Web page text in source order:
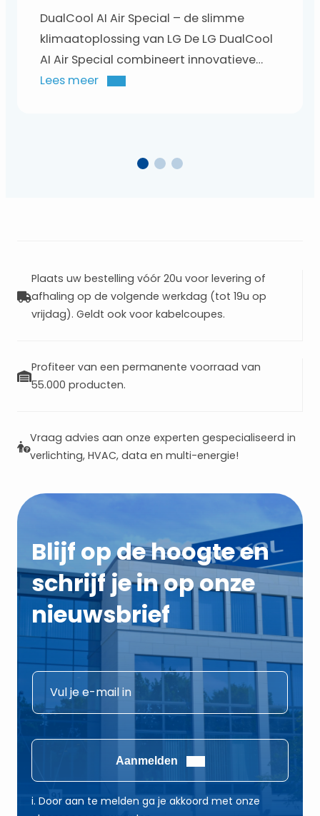
DualCool AI Air Special – de slimme
klimaatoplossing van LG De LG DualCool
AI Air Special combineert innovatieve
technologie, energiezuinigheid en
toestel automatisch de temperatuur en
Lees meer
Plaats uw bestelling vóór 20u voor levering of
afhaling op de volgende werkdag (tot 19u op
vrijdag). Geldt ook voor kabelcoupes.
Profiteer van een permanente voorraad van
55.000 producten.
Vraag advies aan onze experten gespecialiseerd in
verlichting, HVAC, data en multi-energie!
Blijf op de hoogte en
schrijf je in op onze
nieuwsbrief
*
-
i
l
E
m
a
l
*
Aanmelden
i. Door aan te melden ga je akkoord met onze